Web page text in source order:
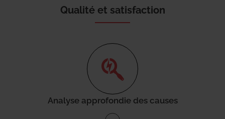
Qualité et satisfaction
Analyse approfondie des causes